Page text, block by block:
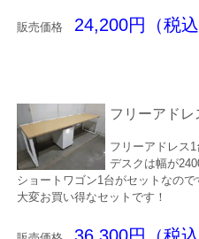
販売価格 24,200円（税込
フリーアドレ
フリーアドレス1
デスクは幅が
ショートワゴン1台がセットなので
大変お買い得なセットです！